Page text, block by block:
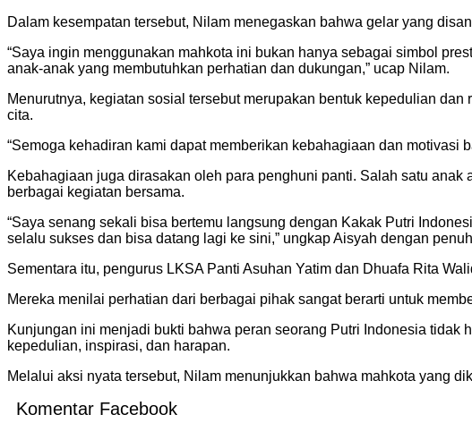
Dalam kesempatan tersebut, Nilam menegaskan bahwa gelar yang
“Saya ingin menggunakan mahkota ini bukan hanya sebagai simbol
anak-anak yang membutuhkan perhatian dan dukungan,” ucap Nilam.
Menurutnya, kegiatan sosial tersebut merupakan bentuk kepedulian
cita.
“Semoga kehadiran kami dapat memberikan kebahagiaan dan motivasi
Kebahagiaan juga dirasakan oleh para penghuni panti. Salah satu
berbagai kegiatan bersama.
“Saya senang sekali bisa bertemu langsung dengan Kakak Putri
selalu sukses dan bisa datang lagi ke sini,” ungkap Aisyah dengan
Sementara itu, pengurus LKSA Panti Asuhan Yatim dan Dhuafa Rita
Mereka menilai perhatian dari berbagai pihak sangat berarti untuk
Kunjungan ini menjadi bukti bahwa peran seorang Putri Indonesia
kepedulian, inspirasi, dan harapan.
Melalui aksi nyata tersebut, Nilam menunjukkan bahwa mahkota yang
Komentar Facebook